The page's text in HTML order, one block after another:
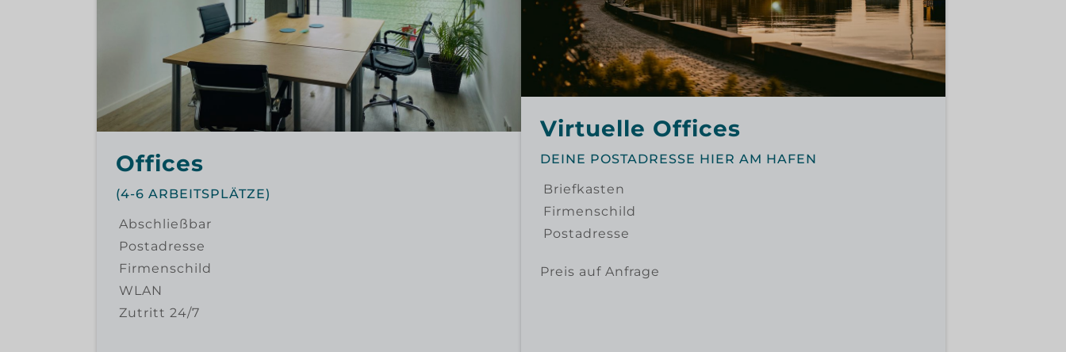
Offices
(4-6 ARBEITSPLÄTZE)
Abschließbar
Postadresse
Firmenschild
WLAN
Zutritt 24/7
Virtuelle Offices
DEINE POSTADRESSE HIER AM HAFEN
Briefkasten
Firmenschild
Postadresse
Preis auf Anfrage